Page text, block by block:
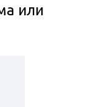
или